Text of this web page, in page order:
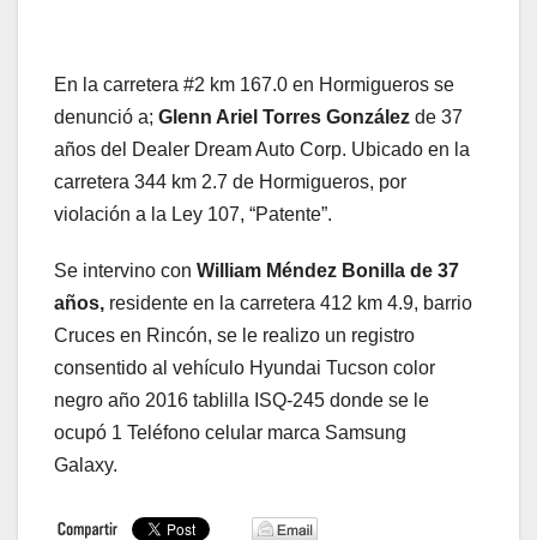
En la carretera #2 km 167.0 en Hormigueros se
denunció a; Glenn Ariel Torres González de 37
años del Dealer Dream Auto Corp. Ubicado en la
carretera 344 km 2.7 de Hormigueros, por
violación a la Ley 107, “Patente”.
Se intervino con William Méndez Bonilla de 37
años, residente en la carretera 412 km 4.9, barrio
Cruces en Rincón, se le realizo un registro
consentido al vehículo Hyundai Tucson color
negro año 2016 tablilla ISQ-245 donde se le
ocupó 1 Teléfono celular marca Samsung
Galaxy.